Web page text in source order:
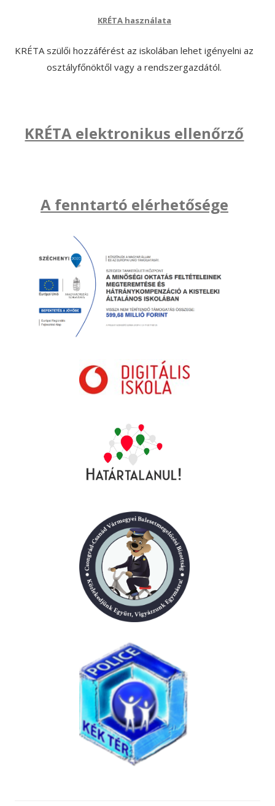
KRÉTA használata
KRÉTA szülői hozzáférést az iskolában lehet igényelni az
osztályfőnöktől vagy a rendszergazdától.
KRÉTA elektronikus ellenőrző
A fenntartó elérhetősége